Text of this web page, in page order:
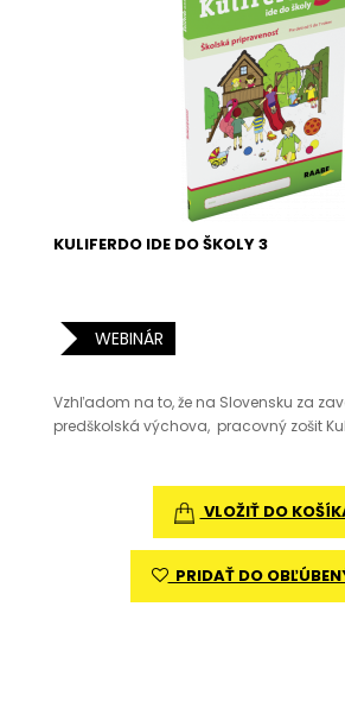
KULIFERDO IDE DO ŠKOLY 3
WEBINÁR
Vzhľadom na to, že na Slovensku za
predškolská výchova, pracovný zošit
VLOŽIŤ DO
PRIDAŤ DO